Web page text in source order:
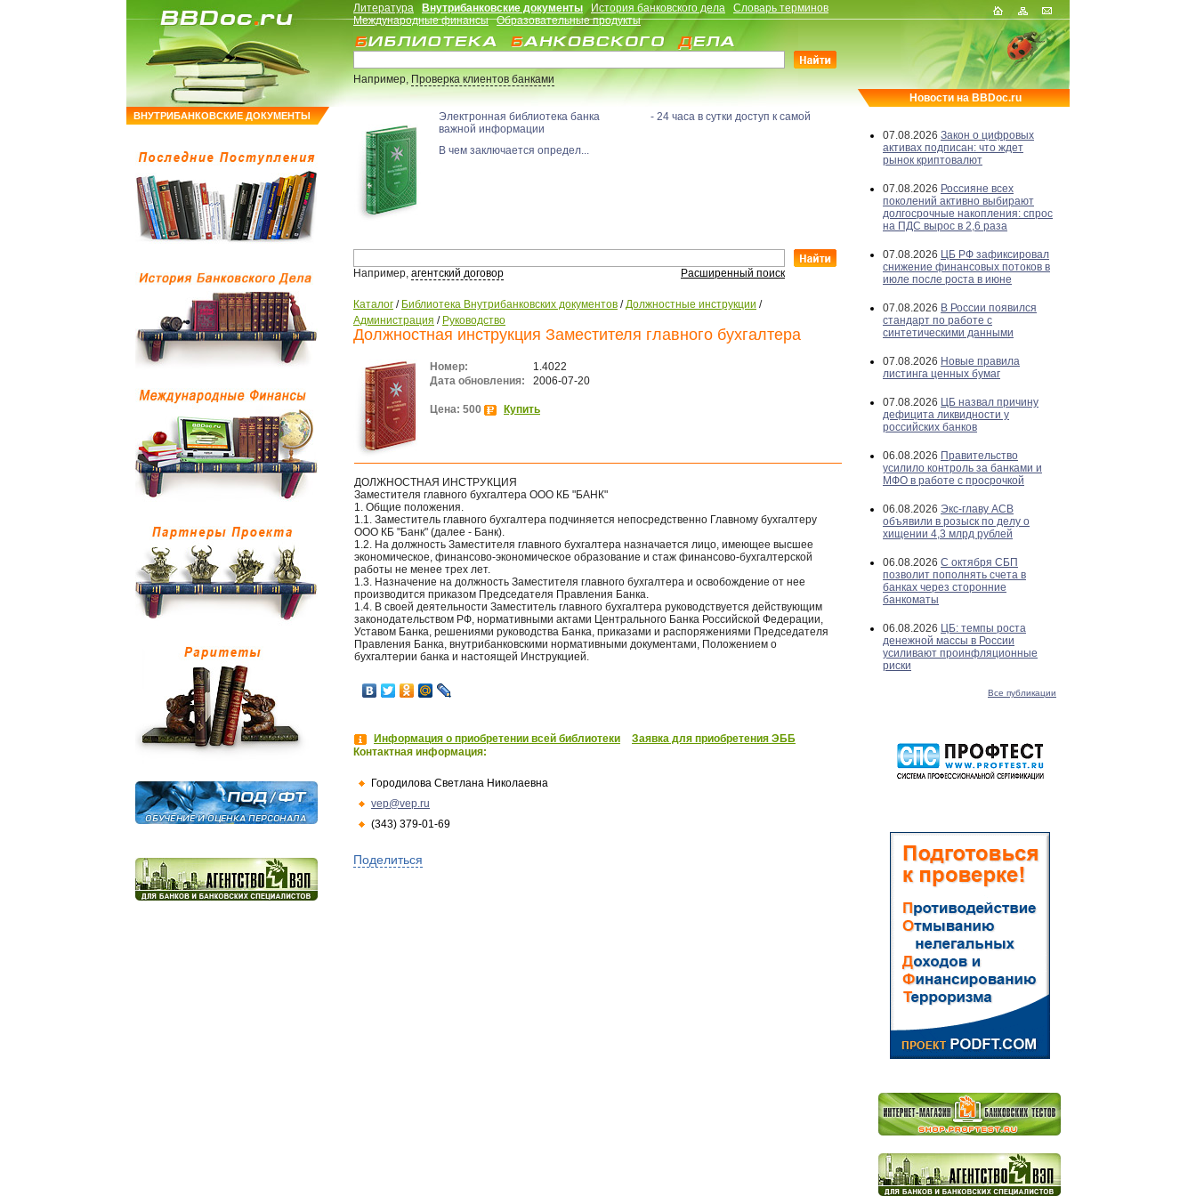
ВНУТРИБАНКОВСКИЕ ДОКУМЕНТЫ
Литература Внутрибанковские документы История банковского дела
Словарь терминов
Международные финансы
Образовательные продукты
Например,Проверка клиентов банками
Электронная библиотека банка - 24 часа в сутки доступ к самой
важной информации
В чем заключается определ...
Например, агентский договор Расширенный поиск
Каталог / Библиотека Внутрибанковских документов /Должностные инструкции /
Администрация / Руководство
Должностная инструкция Заместителя главного бухгалтера
Номер:
1.4022
Дата обновления:
2006-07-20
Цена: 500 Купить
ДОЛЖНОСТНАЯ ИНСТРУКЦИЯ
Заместителя главного бухгалтера ООО КБ "БАНК"
1. Общие положения.
1.1. Заместитель главного бухгалтера подчиняется непосредственно Главному бухгалтеру
ООО КБ "Банк" (далее - Банк).
1.2. На должность Заместителя главного бухгалтера назначается лицо, имеющее высшее
экономическое, финансово-экономическое образование и стаж финансово-бухгалтерской
работы не менее трех лет.
1.3. Назначение на должность Заместителя главного бухгалтера и освобождение от нее
производится приказом Председателя Правления Банка.
1.4. В своей деятельности Заместитель главного бухгалтера руководствуется действующим
законодательством РФ, нормативными актами Центрального Банка Российской Федерации,
Уставом Банка, решениями руководства Банка, приказами и распоряжениями Председателя
Правления Банка, внутрибанковскими нормативными документами, Положением о
бухгалтерии банка и настоящей Инструкцией.
Информация о приобретении всей библиотеки
Заявка для приобретения ЭББ
Контактная информация:
Городилова Светлана Николаевна
vep@vep.ru
(343) 379-01-69
Поделиться
Новости на BBDoc.ru
07.08.2026 Закон о цифровых
активах подписан: что ждет
рынок криптовалют
07.08.2026 Россияне всех
поколений активно выбирают
долгосрочные накопления: спрос
на ПДС вырос в 2,6 раза
07.08.2026 ЦБ РФ зафиксировал
снижение финансовых потоков в
июле после роста в июне
07.08.2026 В России появился
стандарт по работе с
синтетическими данными
07.08.2026 Новые правила
листинга ценных бумаг
07.08.2026 ЦБ назвал причину
дефицита ликвидности у
российских банков
06.08.2026 Правительство
усилило контроль за банками и
МФО в работе с просрочкой
06.08.2026 Экс-главу АСВ
объявили в розыск по делу о
хищении 4,3 млрд рублей
06.08.2026 С октября СБП
позволит пополнять счета в
банках через сторонние
банкоматы
06.08.2026 ЦБ: темпы роста
денежной массы в России
усиливают проинфляционные
риски
Все публикации